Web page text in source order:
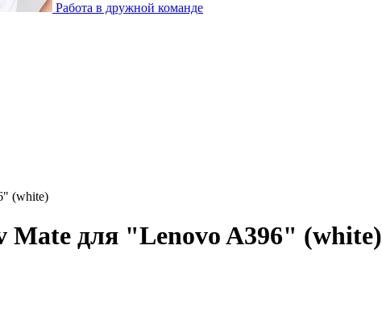
Работа в дружной команде
(white)
Mate для "Lenovo A396" (white)